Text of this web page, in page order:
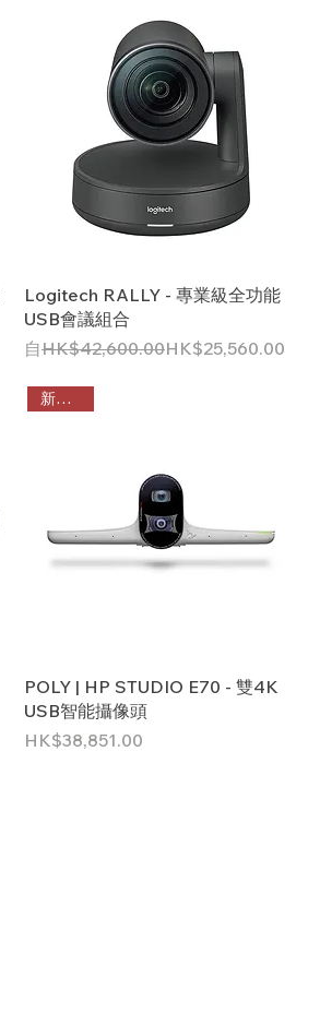
Logitech RALLY - 專業級全功能
USB會議組合
自
一般價格
HK$42,600.00HK$25,560.00
促銷價格
新品推出
POLY | HP STUDIO E70 - 雙4K
USB智能攝像頭
價格
HK$38,851.00